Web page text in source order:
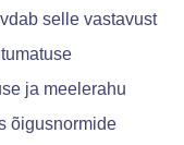
selle vastavust
ja meelerahu
õigusnormide